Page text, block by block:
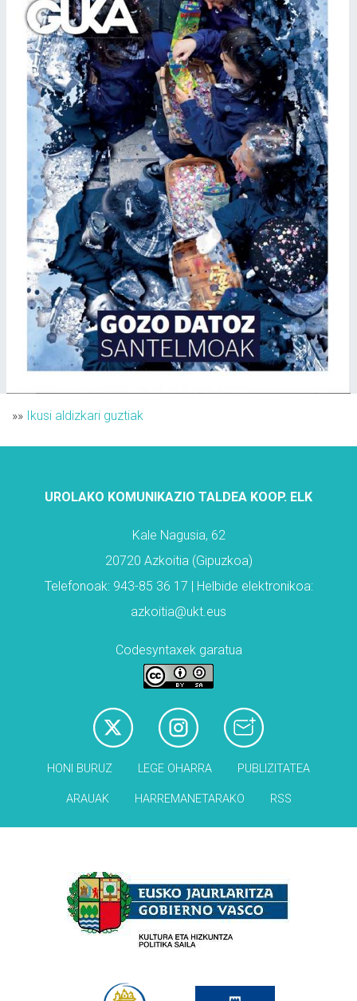
»» Ikusi aldizkari guztiak
UROLAKO KOMUNIKAZIO TALDEA KOOP. ELK
Kale Nagusia, 62
20720 Azkoitia (Gipuzkoa)
Telefonoak: 943-85 36 17 | Helbide elektronikoa:
azkoitia@ukt.eus
Codesyntaxek garatua
HONI BURUZ LEGE OHARRA PUBLIZITATEA
ARAUAK HARREMANETARAKO RSS